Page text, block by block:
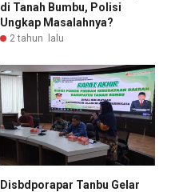
di Tanah Bumbu, Polisi
Ungkap Masalahnya?
2 tahun lalu
Disbdporapar Tanbu Gelar